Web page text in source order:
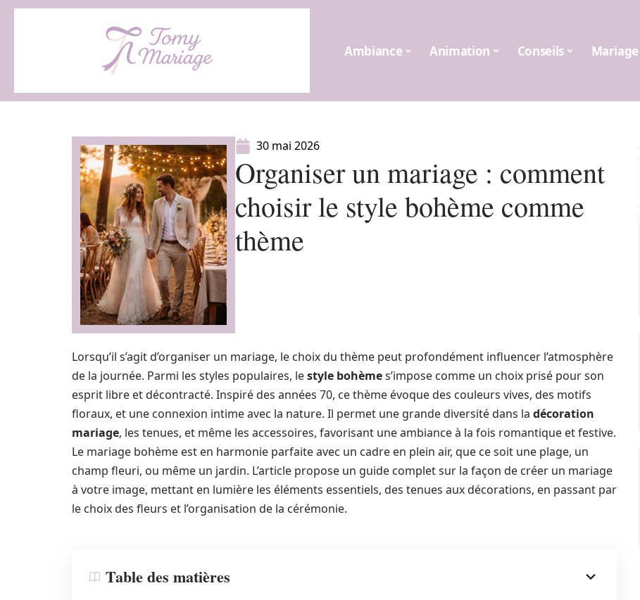
Ambiance Animation Conseils Mariage
30 mai 2026
Organiser un mariage : comment
choisir le style bohème comme
thème
Lorsqu’il s’agit d’organiser un mariage, le choix du thème peut profondément influencer l’atmosphère
de la journée. Parmi les styles populaires, lestyle bohèmes’impose comme un choix prisé pour son
esprit libre et décontracté. Inspiré des années 70, ce thème évoque des couleurs vives, des motifs
floraux, et une connexion intime avec la nature. Il permet une grande diversité dans la décoration
mariage, les tenues, et même les accessoires, favorisant une ambiance à la fois romantique et festive.
Le mariage bohème est en harmonie parfaite avec un cadre en plein air, que ce soit une plage, un
champ fleuri, ou même un jardin. L’article propose un guide complet sur la façon de créer un mariage
à votre image, mettant en lumière les éléments essentiels, des tenues aux décorations, en passant par
le choix des fleurs et l’organisation de la cérémonie.
Table des matières